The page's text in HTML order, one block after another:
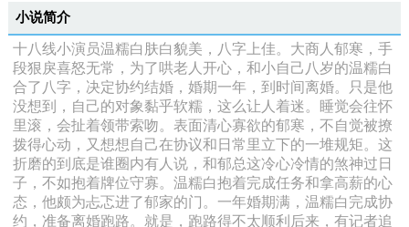
小说简介
十八线小演员温糯白肤白貌美，八字上佳。大商人郁寒，手
段狠戾喜怒无常，为了哄老人开心，和小自己八岁的温糯白
合了八字，决定协约结婚，婚期一年，到时间离婚。只是他
没想到，自己的对象黏乎软糯，这么让人着迷。睡觉会往怀
里滚，会扯着领带索吻。表面清心寡欲的郁寒，不自觉被撩
拨得心动，又想想自己在协议和日常里立下的一堆规矩。这
折磨的到底是谁圈内有人说，和郁总这冷心冷情的煞神过日
子，不如抱着牌位守寡。温糯白抱着完成任务和拿高薪的心
态，他颇为忐忑进了郁家的门。一年婚期满，温糯白完成协
约，准备离婚跑路。就是，跑路得不太顺利后来，有记者追